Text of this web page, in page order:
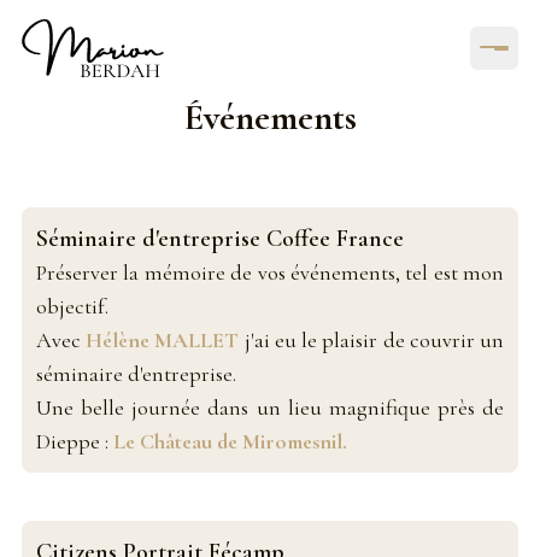
Événements
Séminaire d'entreprise Coffee France
Préserver la mémoire de vos événements, tel est mon
objectif.
Avec Hélène MALLET j'ai eu le plaisir de couvrir un
séminaire d'entreprise.
Une belle journée dans un lieu magnifique près de
Dieppe : Le Château de Miromesnil.